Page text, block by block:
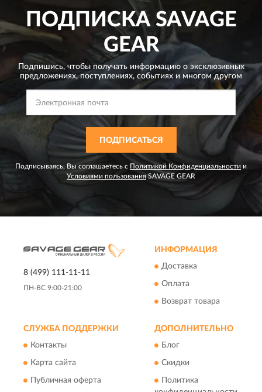
ПОДПИСКАSAVAGE
GEAR
Подпишись, чтобы получать информацию о эксклюзивных
предложениях,поступлениях, событиях и многом другом
ПОДПИСАТЬСЯ
Подписываясь, Вы соглашаетесь с Политикой Конфиденциальности и
Условиями пользованияSAVAGE GEAR
8 (499) 111-11-11
ПН-ВС 9:00-21:00
ИНФОРМАЦИЯ
Доставка
Оплата
Возврат товара
СЛУЖБА ПОДДЕРЖКИ
Контакты
Карта сайта
Публичная оферта
ДОПОЛНИТЕЛЬНО
Блог
Скидки
Политика